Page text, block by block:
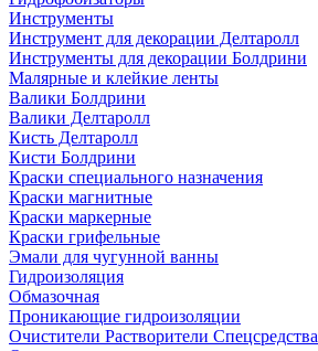
Инструменты
Инструмент для декорации Делтаролл
Инструменты для декорации Болдрини
Малярные и клейкие ленты
Валики Болдрини
Валики Делтаролл
Кисть Делтаролл
Кисти Болдрини
Краски специального назначения
Краски магнитные
Краски маркерные
Краски грифельные
Эмали для чугунной ванны
Гидроизоляция
Обмазочная
Проникающие гидроизоляции
Очистители Растворители Спецсредства